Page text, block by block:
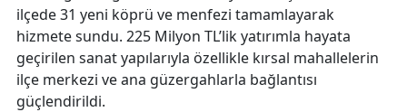
ilçede 31 yeni köprü ve menfezi tamamlayarak
hizmete sundu. 225 Milyon TL’lik yatırımla hayata
geçirilen sanat yapılarıyla özellikle kırsal mahallelerin
ilçe merkezi ve ana güzergahlarla bağlantısı
güçlendirildi.